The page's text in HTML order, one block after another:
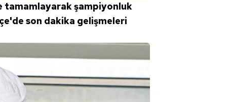
tamamlayarak şampiyonluk
son dakika gelişmeleri